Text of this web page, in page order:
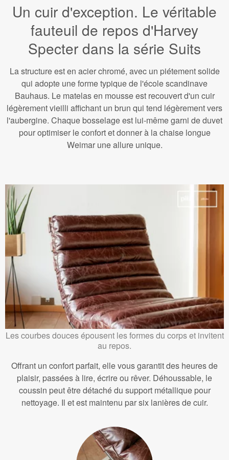
Un cuir d'exception. Le véritable
fauteuil de repos d'Harvey
Specter dans la série Suits
La structure est en acier chromé, avec un piétement solide
qui adopte une forme typique de l'école scandinave
Bauhaus. Le matelas en mousse est recouvert d'un cuir
légèrement vieilli affichant un brun qui tend légèrement vers
l'aubergine. Chaque bosselage est lui-même garni de duvet
pour optimiser le confort et donner à la chaise longue
Weimar une allure unique.
Les courbes douces épousent les formes du corps et invitent
au repos.
Offrant un confort parfait, elle vous garantit des heures de
plaisir, passées à lire, écrire ou rêver. Déhoussable, le
coussin peut être détaché du support métallique pour
nettoyage. Il et est maintenu par six lanières de cuir.